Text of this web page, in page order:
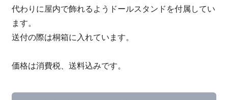
代わりに屋内で飾れるようドールスタンドを付属してい
ます。
送付の際は桐箱に入れています。
価格は消費税、送料込みです。